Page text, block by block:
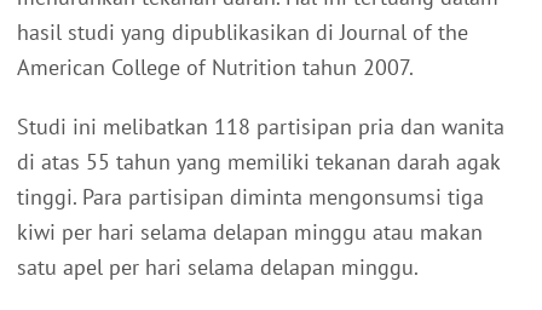
hasil studi yang dipublikasikan di Journal of the
American College of Nutrition tahun 2007.
Studi ini melibatkan 118 partisipan pria dan wanita
di atas 55 tahun yang memiliki tekanan darah agak
tinggi. Para partisipan diminta mengonsumsi tiga
kiwi per hari selama delapan minggu atau makan
satu apel per hari selama delapan minggu.